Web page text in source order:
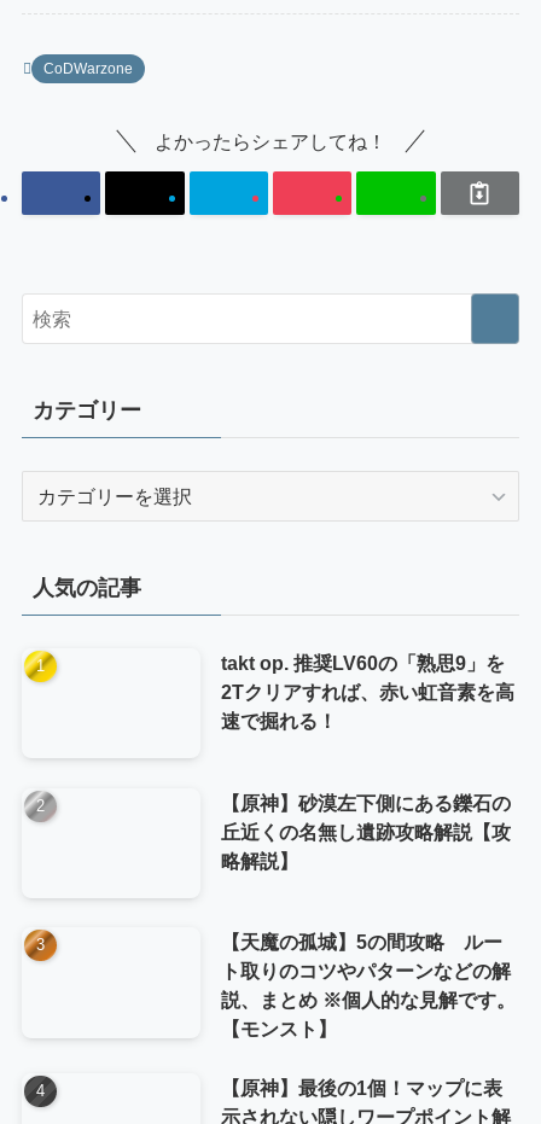
CoDWarzone
よかったらシェアしてね！
カテゴリー
ー
人気の記事
takt op. 推奨LV60の「熟思9」を
2Tクリアすれば、赤い虹音素を高
速で掘れる！
【原神】砂漠左下側にある鑠石の
丘近くの名無し遺跡攻略解説【攻
略解説】
【天魔の孤城】5の間攻略 ルー
ト取りのコツやパターンなどの解
説、まとめ ※個人的な見解です。
【モンスト】
【原神】最後の1個！マップに表
示されない隠しワープポイント解